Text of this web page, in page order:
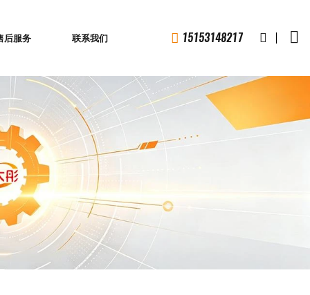
后服务 联系我们 15153148217